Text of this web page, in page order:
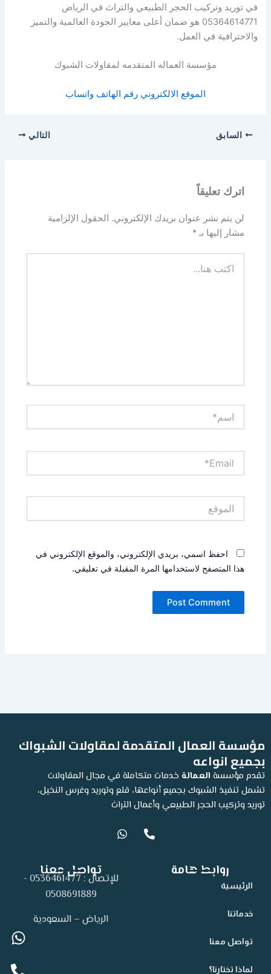
في توريد وتركيب الحجر الطبيعي والتراث في الرياض
05364614771 هو ضمان أعلى معايير الجودة العالمية والتميز
والاحترافية في العمل.
مؤسسة العماله المتقدمه لمقاولات الشبوك
الموقع الالكتروني رقم الهاتف واتساب
السابق التالي
اترك تعليقاً
لن يتم نشر عنوان بريدك الإلكتروني.
الحقول الإلزامية
مشار إليها بـ*
هنا...
احفظ اسمي، بريدي الإلكتروني، والموقع الإلكتروني في
هذا المتصفح لاستخدامها المرة المقبلة في تعليقي.
مؤسسة العمال المتقدمة لمقاولات الشبواك
بجميع انواعه
تقدم مؤسسة العمالة خدمات متكاملة في مجال المقاولات
تشمل تنفيذ الشبوك بجميع أنواعها، قلع وتوريد وغرس النخيل،
توريد وتركيب الحجر الطبيعي وأعمال التراث
P
h
W
h
a
روابط هامة
الرئيسية
خدماتنا
تواصل معنا
لماذا تختارنا؟
تواصل معنا
للإتصال : 0536461477 -
0508691889
الرياض – السعودية
alt